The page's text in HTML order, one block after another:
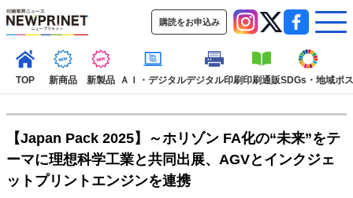
購読をお申込み
TOP 新商品 新製品 ＡＩ・デジタルデジタル印刷印刷通販SDGs・地域ポ
インデックス
TOP
新着記事 特集記事
動画コンテンツ
インタビュー
コレクション
【Japan Pack 2025】～ホリゾン FA化の“未来”をテ
ーマに理想科学工業と共同出展、AGVとインクジェ
ットプリントエンジンを連携